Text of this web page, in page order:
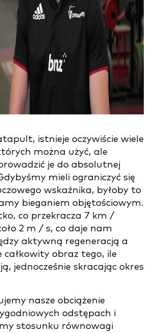
istnieje oczywiście wiele
można użyć, ale
je do absolutnej
mieli ograniczyć się
wskaźnika, byłoby to
bieganiem objętościowym.
co przekracza 7 km /
2 m / s, co daje nam
aktywną regeneracją a
całkowity obraz tego, ile
jednocześnie skracając okres
nasze obciążenie
odstępach i
stosunku równowagi